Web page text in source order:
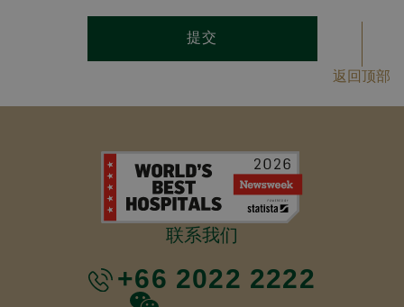
提交
返回顶部
联系我们
+66 2022 2222